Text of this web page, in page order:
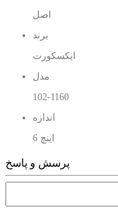
اصل
برند
ایکسکورت
مدل
102-1160
اندازه
6 اینچ
پرسش و پاسخ